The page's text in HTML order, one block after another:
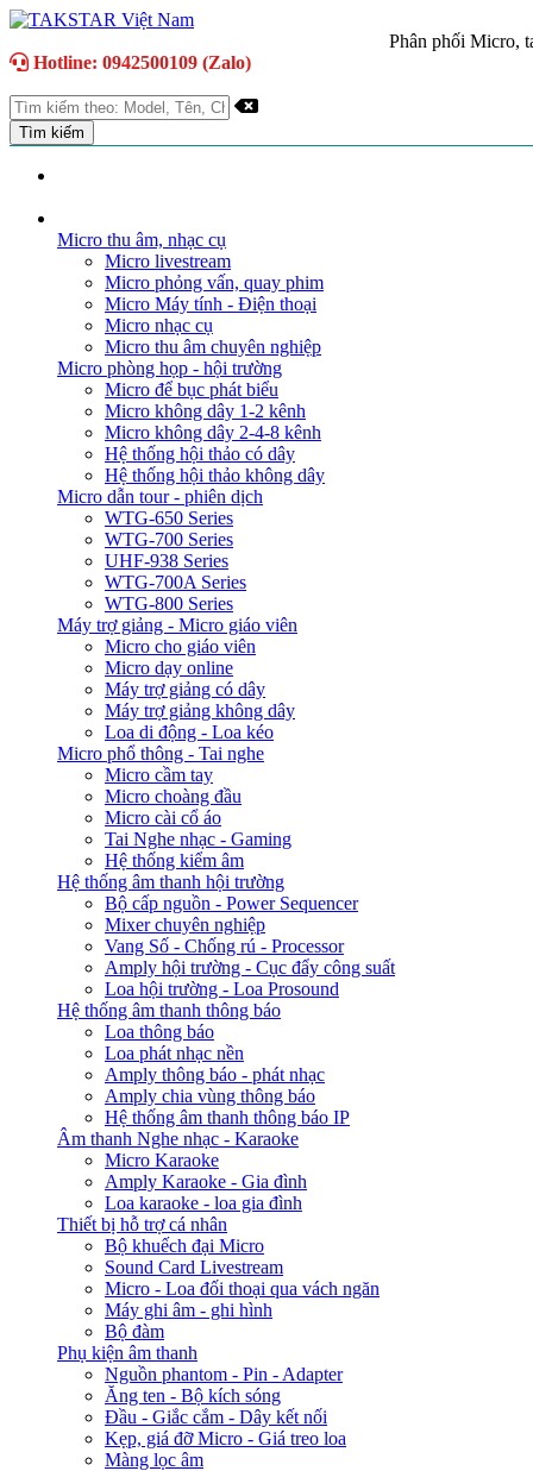
Phân phối Micro,
Hotline: 0942500109 (Zalo)
Micro thu âm, nhạc cụ
Micro livestream
Micro phỏng vấn, quay phim
Micro Máy tính - Điện thoại
Micro nhạc cụ
Micro thu âm chuyên nghiệp
Micro phòng họp - hội trường
Micro để bục phát biểu
Micro không dây 1-2 kênh
Micro không dây 2-4-8 kênh
Hệ thống hội thảo có dây
Hệ thống hội thảo không dây
Micro dẫn tour - phiên dịch
WTG-650 Series
WTG-700 Series
UHF-938 Series
WTG-700A Series
WTG-800 Series
Máy trợ giảng - Micro giáo viên
Micro cho giáo viên
Micro dạy online
Máy trợ giảng có dây
Máy trợ giảng không dây
Loa di động - Loa kéo
Micro phổ thông - Tai nghe
Micro cầm tay
Micro choàng đầu
Micro cài cổ áo
Tai Nghe nhạc - Gaming
Hệ thống kiểm âm
Hệ thống âm thanh hội trường
Bộ cấp nguồn - Power Sequencer
Mixer chuyên nghiệp
Vang Số - Chống rú - Processor
Amply hội trường - Cục đẩy công suất
Loa hội trường - Loa Prosound
Hệ thống âm thanh thông báo
Loa thông báo
Loa phát nhạc nền
Amply thông báo - phát nhạc
Amply chia vùng thông báo
Hệ thống âm thanh thông báo IP
Âm thanh Nghe nhạc - Karaoke
Micro Karaoke
Amply Karaoke - Gia đình
Loa karaoke - loa gia đình
Thiết bị hỗ trợ cá nhân
Bộ khuếch đại Micro
Sound Card Livestream
Micro - Loa đối thoại qua vách ngăn
Máy ghi âm - ghi hình
Bộ đàm
Phụ kiện âm thanh
Nguồn phantom - Pin - Adapter
Ăng ten - Bộ kích sóng
Đầu - Giắc cắm - Dây kết nối
Kẹp, giá đỡ Micro - Giá treo loa
Màng lọc âm